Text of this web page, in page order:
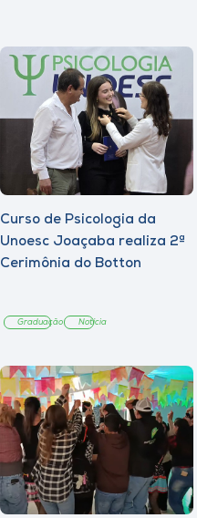
Curso de Psicologia da
Unoesc Joaçaba realiza 2ª
Cerimônia do Botton
Graduação Notícia